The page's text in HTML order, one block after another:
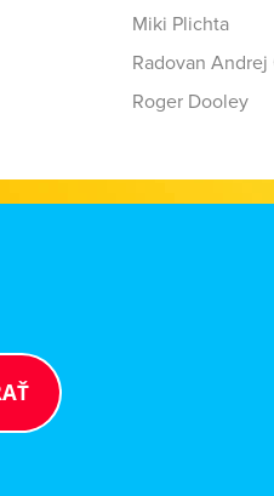
Miki Plichta
Radovan Andrej
Roger Dooley